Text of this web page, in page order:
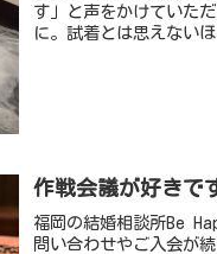
す」と声をかけていた
に。試着とは思えない
作戦会議が好きで
福岡の結婚相談所Be
問い合わせやご入会が